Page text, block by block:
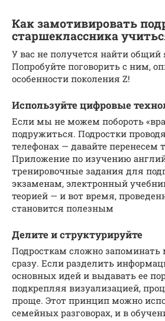
Как замотивировать
старшеклассника
У вас не получется найти общий
Попробуйте поговорить с ним,
особенности поколения Z!
Используйте цифровые
Если мы не можем побороть
подружиться. Подростки
телефонах — давайте перенесем
Приложение по изучению
тренировочные задания для
экзаменам, электронный
теорией — и вот время,
становится полезным
Делите и структурируйте
Подросткам сложно
сразу. Если разделить
основных идей и выдавать ее
подкрепляя визуализацией,
проще. Этот принцип можно
семейных разговорах, и в